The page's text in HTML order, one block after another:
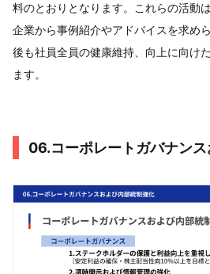
料のとおりとなります。これらの活動
企業から事例紹介やアドバイスを求め
後も社員全員の健康維持、向上に向け
ます。
06.コーポレートガバナン